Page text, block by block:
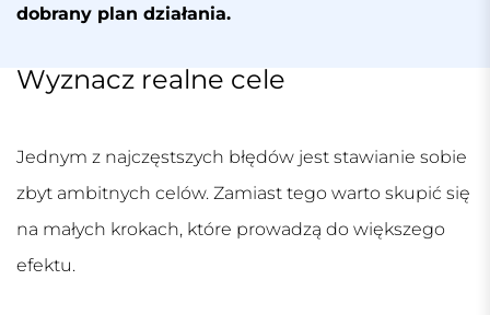
dobrany plan działania.
Wyznacz realne cele
Jednym z najczęstszych błędów jest stawianie sobie
zbyt ambitnych celów. Zamiast tego warto skupić się
na małych krokach, które prowadzą do większego
efektu.